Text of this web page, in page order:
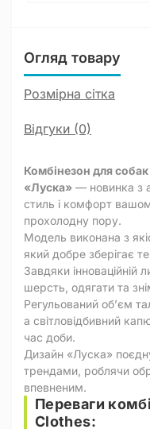
Огляд товару
Розмірна сітка
Відгуки (0)
Комбінезон для
«Луска» — новинка з
стиль і комфорт
прохолодну пору.
Модель виконана з
який добре зберігає
Завдяки інноваційній
шерсть, одягати та
Регульований об’єм
а світловідбивний
час доби.
Дизайн «Луска»
трендами, роблячи
впевненим.
Переваги
Clothes: